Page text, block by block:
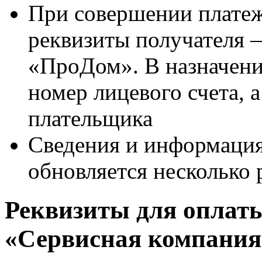
При совершении
реквизиты
«ПроДом». В
номер лицевого
плательщика
Сведения и
обновляется несколько
Реквизиты для
«Сервисная